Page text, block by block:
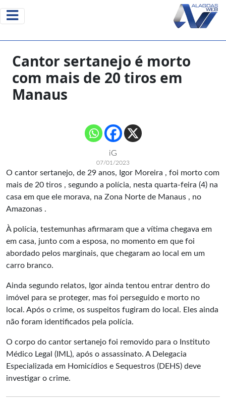
Cantor sertanejo é morto
com mais de 20 tiros em
Manaus
iG
07/01/2023
O cantor sertanejo, de 29 anos, Igor Moreira , foi morto com
mais de 20 tiros , segundo a polícia, nesta quarta-feira (4) na
casa em que ele morava, na Zona Norte de Manaus , no
Amazonas .
À polícia, testemunhas afirmaram que a vítima chegava em
em casa, junto com a esposa, no momento em que foi
abordado pelos marginais, que chegaram ao local em um
carro branco.
Ainda segundo relatos, Igor ainda tentou entrar dentro do
imóvel para se proteger, mas foi perseguido e morto no
local. Após o crime, os suspeitos fugiram do local. Eles ainda
não foram identificados pela polícia.
O corpo do cantor sertanejo foi removido para o Instituto
Médico Legal (IML), após o assassinato. A Delegacia
Especializada em Homicídios e Sequestros (DEHS) deve
investigar o crime.